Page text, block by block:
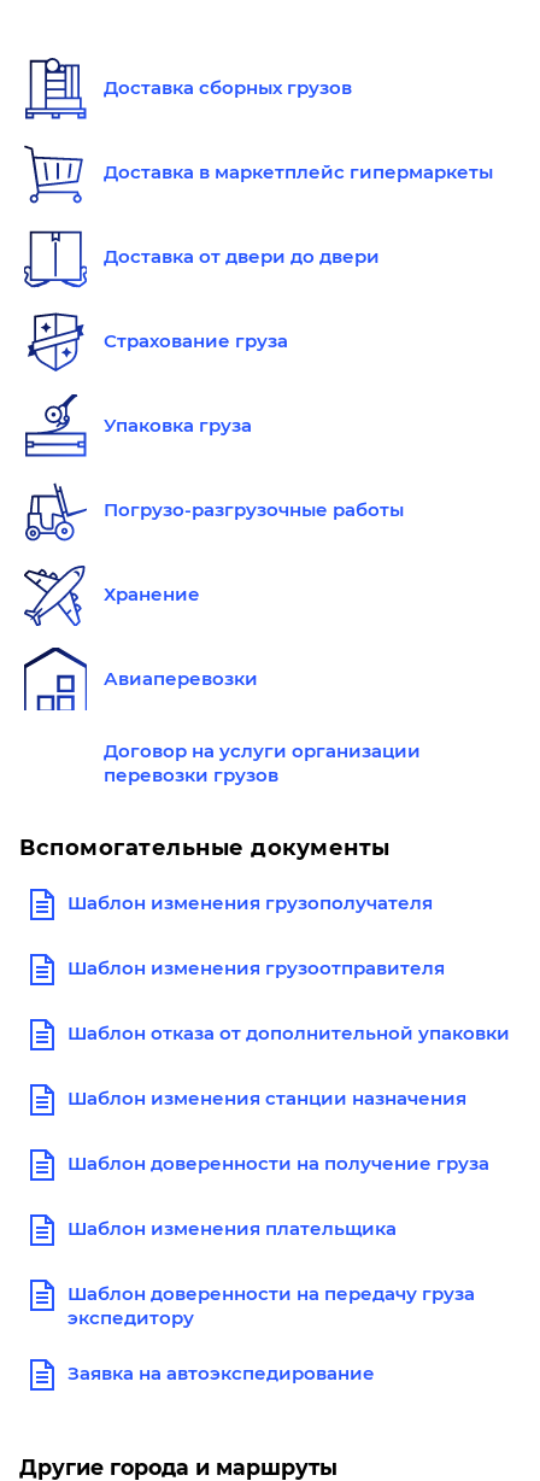
Доставка сборных грузов
Доставка в маркетплейс гипермаркеты
Доставка от двери до двери
Страхование груза
Упаковка груза
Погрузо-разгрузочные работы
Хранение
Авиаперевозки
Договор на услуги организации
перевозки грузов
Вспомогательные документы
Шаблон изменения грузополучателя
Шаблон изменения грузоотправителя
Шаблон отказа от дополнительной упаковки
Шаблон изменения станции назначения
Шаблон доверенности на получение груза
Шаблон изменения плательщика
Шаблон доверенности на передачу груза
экспедитору
Заявка на автоэкспедирование
Другие города и маршруты